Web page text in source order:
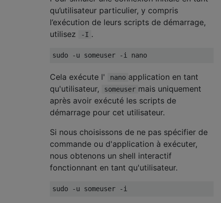
qu’utilisateur particulier, y compris
l’exécution de leurs scripts de démarrage,
utilisez
-I .
sudo -u someuser -i nano
Cela exécute l' nano application en tant
qu'utilisateur,
someuser mais uniquement
après avoir exécuté les scripts de
démarrage pour cet utilisateur.
Si nous choisissons de ne pas spécifier de
commande ou d'application à exécuter,
nous obtenons un shell interactif
fonctionnant en tant qu'utilisateur.
sudo -u someuser -i